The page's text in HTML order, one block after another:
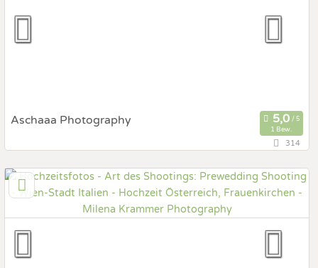
Hochzeits Shooting
Fotobox mit Zubehör
Aschaaa Photography
1 Bew.
1100 Wien, Wien, Österreich
Art des Shootings:
Prewedding Shooting
Hochzeits Shooting
Fotobox mit Zubehör
314